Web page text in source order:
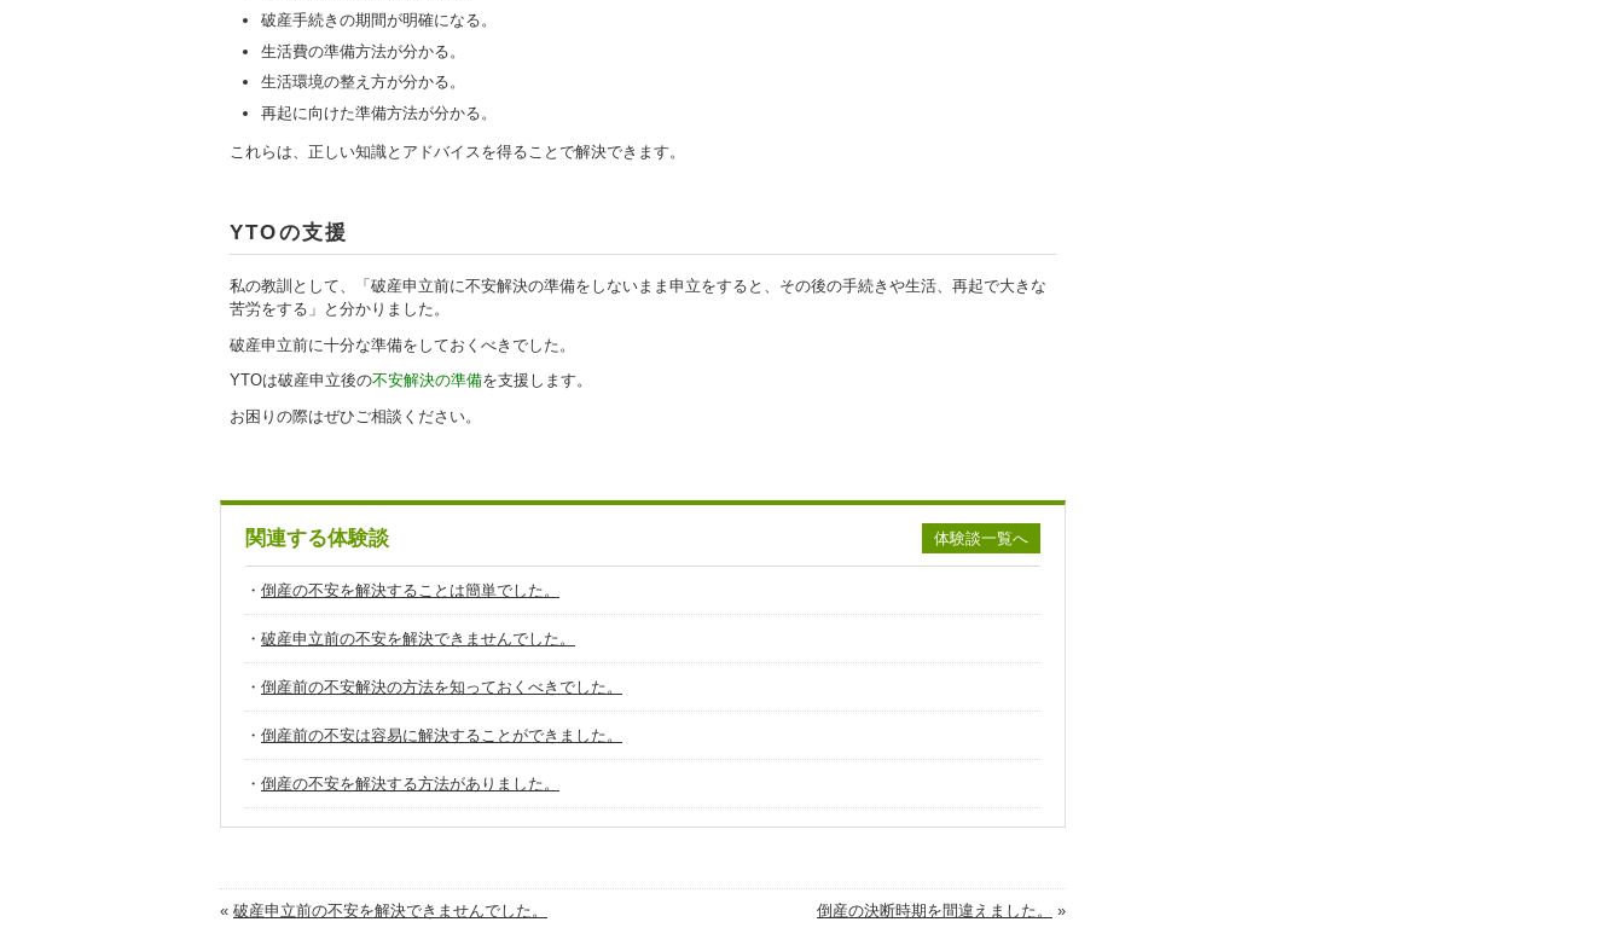
破産手続きの期間が明確になる。
生活費の準備方法が分かる。
生活環境の整え方が分かる。
再起に向けた準備方法が分かる。
これらは、正しい知識とアドバイスを得ることで解決できます。
YTOの支援
私の教訓として、「破産申立前に不安解決の準備をしないまま申立をすると、その後の手続きや生活、再起で大きな
苦労をする」と分かりました。
破産申立前に十分な準備をしておくべきでした。
YTOは破産申立後の不安解決の準備を支援します。
お困りの際はぜひご相談ください。
関連する体験談 体験談一覧へ
・ 倒産の不安を解決することは簡単でした。
・ 破産申立前の不安を解決できませんでした。
・ 倒産前の不安解決の方法を知っておくべきでした。
・ 倒産前の不安は容易に解決することができました。
・ 倒産の不安を解決する方法がありました。
« 破産申立前の不安を解決できませんでした。 倒産の決断時期を間違えました。 »